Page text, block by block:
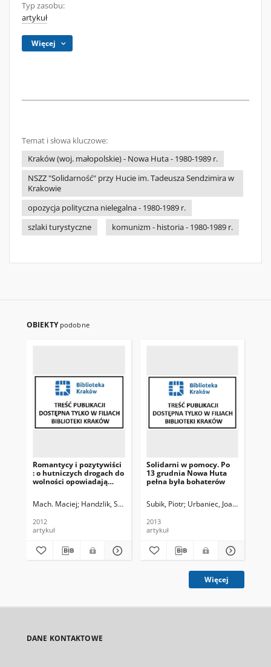
Typ zasobu:
artykuł
Więcej
Temat i słowa kluczowe:
Kraków (woj. małopolskie) - Nowa Huta - 1980-1989 r.
NSZZ "Solidarność" przy Hucie im. Tadeusza Sendzimira w
Krakowie
opozycja polityczna nielegalna - 1980-1989 r.
szlaki turystyczne
komunizm - historia - 1980-1989 r.
OBIEKTY podobne
Romantycy i pozytywiści
: o hutniczych drogach do
wolności opowiadają
Maciej Mach
Mach. Maciej Handzlik, Stanisław Polak, Paulina. Rozm. Banaś,
2012
artykuł
Solidarni w pomocy. Po
13 grudnia Nowa Huta
pełna była bohaterów
Subik, Piotr Urbaniec, Joanna, Fot.
2013
artykuł
Więcej
DANE KONTAKTOWE